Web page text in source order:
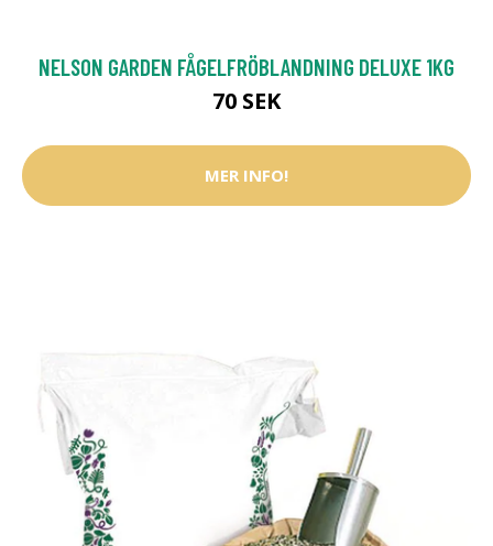
NELSON GARDEN FÅGELFRÖBLANDNING DELUXE 1KG
70 SEK
MER INFO!